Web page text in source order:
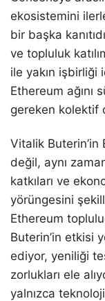
ekosistemini
bir başka
ve topluluk
ile yakın işbirliği
Ethereum ağını
gereken kolektif
Vitalik Buterin’in
değil, aynı
katkıları ve
yörüngesini
Ethereum
Buterin’in etkisi
ediyor, yeniliği
zorlukları ele
yalnızca